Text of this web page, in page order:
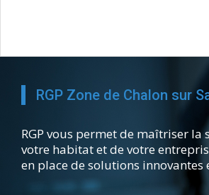
RGP Zone de Chalon sur
RGP vous permet de maîtriser la
votre habitat et de votre
en place de solutions innovantes